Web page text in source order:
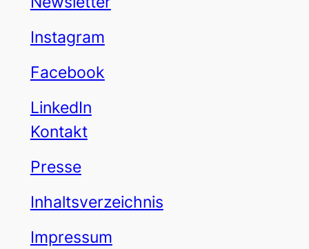
Instagram
Facebook
LinkedIn
Kontakt
Presse
Inhaltsverzeichnis
Impressum